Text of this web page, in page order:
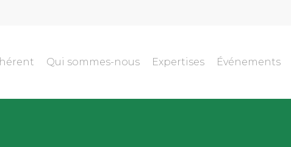
Qui sommes-nous Expertises Événements